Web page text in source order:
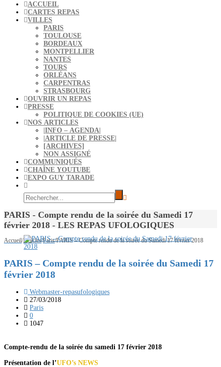
ACCUEIL
CARTES REPAS
VILLES
PARIS
TOULOUSE
BORDEAUX
MONTPELLIER
NANTES
TOURS
ORLÉANS
CARPENTRAS
STRASBOURG
OUVRIR UN REPAS
PRESSE
POLITIQUE DE COOKIES (UE)
NOS ARTICLES
|INFO – AGENDA|
|ARTICLE DE PRESSE|
[ARCHIVES]
NON ASSIGNÉ
COMMUNIQUÉS
CHAÎNE YOUTUBE
EXPO GUY TARADE
PARIS - Compte rendu de la soirée du Samedi 17
février 2018 - LES REPAS UFOLOGIQUES
Accueil/Articles/Paris/PARIS – Compte rendu de la soirée du Samedi 17 février 2018
PARIS – Compte rendu de la soirée du Samedi 17
février 2018
Webmaster-repasufologiques
27/03/2018
Paris
0
1047
Compte-rendu de la soirée du samedi 17 février 2018
Présentation de l’UFO’s NEWS